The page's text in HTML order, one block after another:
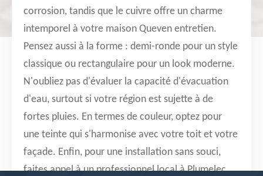
corrosion, tandis que le cuivre offre un charme
intemporel à votre maison Queven entretien.
Pensez aussi à la forme : demi-ronde pour un style
classique ou rectangulaire pour un look moderne.
N'oubliez pas d'évaluer la capacité d'évacuation
d'eau, surtout si votre région est sujette à de
fortes pluies. En termes de couleur, optez pour
une teinte qui s'harmonise avec votre toit et votre
façade. Enfin, pour une installation sans souci,
faites appel à un professionnel local à Plumelec,